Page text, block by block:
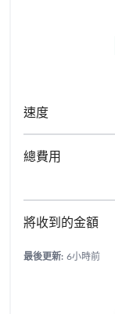
最後更新: 6小時前